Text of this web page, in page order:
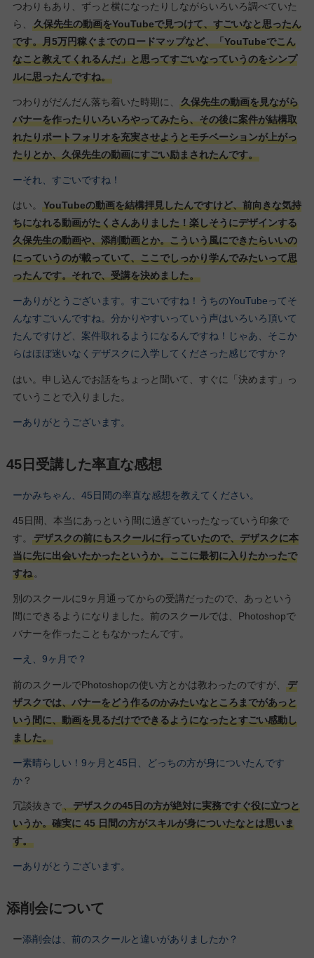
つわりもあり、ずっと横になったりしながらいろいろ調べていた
ら、
久保先生の動画をYouTubeで見つけて、すごいなと思ったん
です。月5万円稼ぐまでのロードマップなど、「YouTubeでこん
なこと教えてくれるんだ」と思ってすごいなっていうのをシンプ
ルに思ったんですね。
つわりがだんだん落ち着いた時期に、
久保先生の動画を見ながら
バナーを作ったりいろいろやってみたら、その後に案件が結構取
れたりポートフォリオを充実させようとモチベーションが上がっ
たりとか、久保先生の動画にすごい励まされたんです。
ーそれ、すごいですね！
はい。
YouTubeの動画を結構拝見したんですけど、前向きな気持
ちになれる動画がたくさんありました！楽しそうにデザインする
久保先生の動画や、添削動画とか。こういう風にできたらいいの
にっていうのが載っていて、ここでしっかり学んでみたいって思
ったんです。それで、受講を決めました。
ーありがとうございます。すごいですね！うちのYouTubeってそ
んなすごいんですね。分かりやすいっていう声はいろいろ頂いて
たんですけど、案件取れるようになるんですね！じゃあ、そこか
らはほぼ迷いなくデザスクに入学してくださった感じですか？
はい。申し込んでお話をちょっと聞いて、すぐに「決めます」っ
ていうことで入りました。
ーありがとうございます。
45日受講した率直な感想
ーかみちゃん、45日間の率直な感想を教えてください。
45日間、本当にあっという間に過ぎていったなっていう印象で
す。
デザスクの前にもスクールに行っていたので、デザスクに本
当に先に出会いたかったというか。ここに最初に入りたかったで
すね。
別のスクールに9ヶ月通ってからの受講だったので、あっという
間にできるようになりました。前のスクールでは、Photoshopで
バナーを作ったこともなかったんです。
ーえ、9ヶ月で？
前のスクールでPhotoshopの使い方とかは教わったのですが、
デ
ザスクでは、バナーをどう作るのかみたいなところまでがあっと
いう間に、動画を見るだけでできるようになったとすごい感動し
ました。
ー素晴らしい！9ヶ月と45日、どっちの方が身についたんです
か？
冗談抜きで、デザスクの45日の方が絶対に実務ですぐ役に立つと
いうか。確実に 45 日間の方がスキルが身についたなとは思いま
す。
ーありがとうございます。
添削会について
ー添削会は、前のスクールと違いがありましたか？